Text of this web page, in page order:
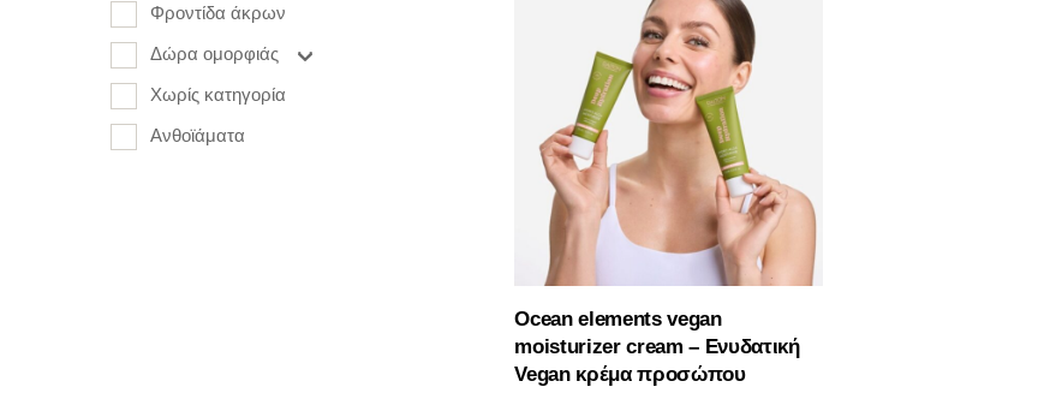
Ocean elements vegan
moisturizer cream – Ενυδατική
Vegan κρέμα προσώπου
Φροντίδα άκρων
Δώρα ομορφιάς
Χωρίς κατηγορία
Ανθοϊάματα